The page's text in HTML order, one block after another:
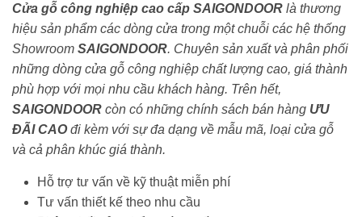
Cửa gỗ công nghiệp cao cấp SAIGONDOOR là thương
hiệu sản phẩm các dòng cửa trong một chuỗi các hệ thống
Showroom SAIGONDOOR. Chuyên sản xuất và phân phối
những dòng cửa gỗ công nghiệp chất lượng cao, giá thành
phù hợp với mọi nhu cầu khách hàng. Trên hết,
SAIGONDOOR còn có những chính sách bán hàng ƯU
ĐÃI CAOđi kèm với sự đa dạng về mẫu mã, loại cửa gỗ
và cả phân khúc giá thành.
Hỗ trợ tư vấn về kỹ thuật miễn phí
Tư vấn thiết kế theo nhu cầu